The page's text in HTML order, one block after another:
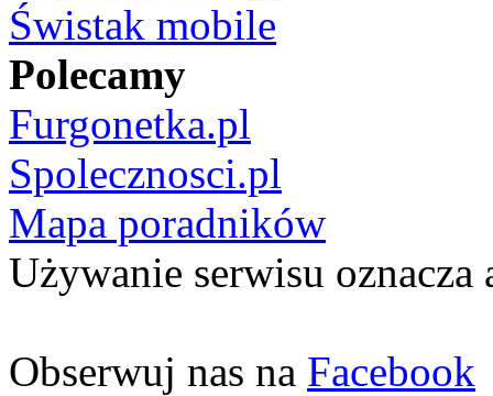
Świstak mobile
Polecamy
Furgonetka.pl
Spolecznosci.pl
Mapa poradników
Używanie serwisu oznacza
Obserwuj nas na Facebook